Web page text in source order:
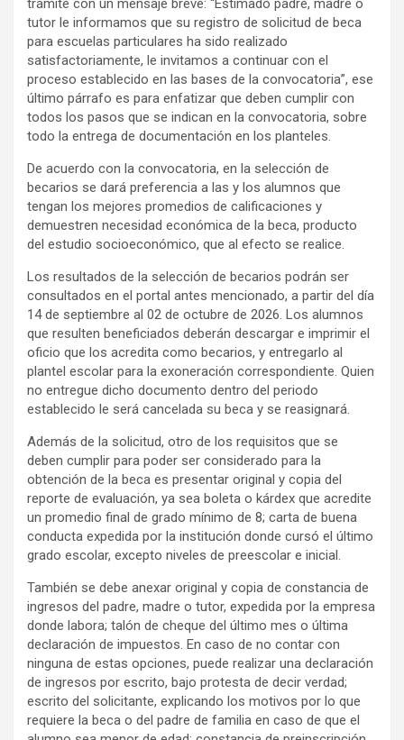
trámite con un mensaje breve: “Estimado padre, madre o
tutor le informamos que su registro de solicitud de beca
para escuelas particulares ha sido realizado
satisfactoriamente, le invitamos a continuar con el
proceso establecido en las bases de la convocatoria”, ese
último párrafo es para enfatizar que deben cumplir con
todos los pasos que se indican en la convocatoria, sobre
todo la entrega de documentación en los planteles.
De acuerdo con la convocatoria, en la selección de
becarios se dará preferencia a las y los alumnos que
tengan los mejores promedios de calificaciones y
demuestren necesidad económica de la beca, producto
del estudio socioeconómico, que al efecto se realice.
Los resultados de la selección de becarios podrán ser
consultados en el portal antes mencionado, a partir del día
14 de septiembre al 02 de octubre de 2026. Los alumnos
que resulten beneficiados deberán descargar e imprimir el
oficio que los acredita como becarios, y entregarlo al
plantel escolar para la exoneración correspondiente. Quien
no entregue dicho documento dentro del periodo
establecido le será cancelada su beca y se reasignará.
Además de la solicitud, otro de los requisitos que se
deben cumplir para poder ser considerado para la
obtención de la beca es presentar original y copia del
reporte de evaluación, ya sea boleta o kárdex que acredite
un promedio final de grado mínimo de 8; carta de buena
conducta expedida por la institución donde cursó el último
grado escolar, excepto niveles de preescolar e inicial.
También se debe anexar original y copia de constancia de
ingresos del padre, madre o tutor, expedida por la empresa
donde labora; talón de cheque del último mes o última
declaración de impuestos. En caso de no contar con
ninguna de estas opciones, puede realizar una declaración
de ingresos por escrito, bajo protesta de decir verdad;
escrito del solicitante, explicando los motivos por lo que
requiere la beca o del padre de familia en caso de que el